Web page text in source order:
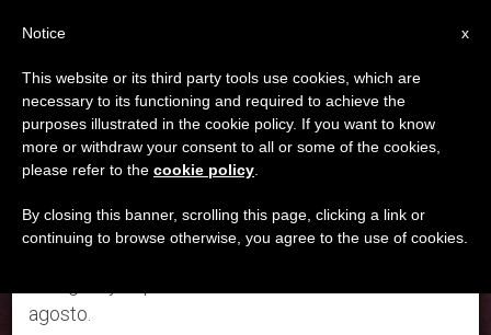
DÍA
Enero 8th, 2019
ÚLTIMAS NOTICIAS
×
Aviso importante
Del 27 de julio al 7 de agosto haremos la pausa
anual, aprovechando que en el periodo de verano
se generan menos informaciones y también el
agosto.
x
Notice
This website or its third party tools use cookies, which are
necessary to its functioning and required to achieve the
purposes illustrated in the cookie policy. If you want to know
more or withdraw your consent to all or some of the cookies,
please refer to the cookie policy
By closing this banner, scrolling this page, clicking a link or
continuing to browse otherwise, you agree to the use of cookies.